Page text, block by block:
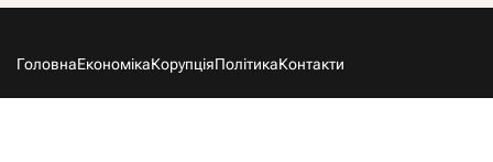
ГоловнаЕкономікаКорупціяПолітикаКонтакти